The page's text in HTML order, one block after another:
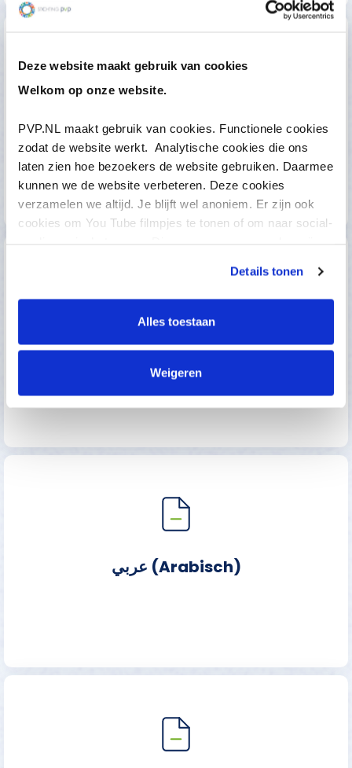
Deze website maakt gebruik van cookies
Welkom op onze website.
PVP.NL maakt gebruik van cookies. Functionele cookies
zodat de website werkt. Analytische cookies die ons
laten zien hoe bezoekers de website gebruiken. Daarmee
kunnen we de website verbeteren. Deze cookies
verzamelen we altijd. Je blijft wel anoniem. Er zijn ook
cookies om You Tube filmpjes te tonen of om naar social-
informatie. LET OP, om te kunnen chatten moet u de
cookies accepteren. U kunt altijd anoniem chatten.
Details tonen
Alles toestaan
Weigeren
Türkce
فارسی (Farsi)
عربي (Arabisch)